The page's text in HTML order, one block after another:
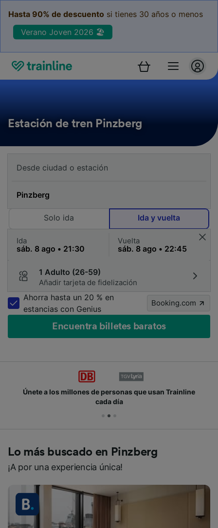
Hasta 90% de descuento si tienes 30 años o menos
Verano Joven 2026 🏖️
Estación de tren Pinzberg
Solo ida Ida y vuelta
Ida Vuelta
1 Adulto (26-59)
Añadir tarjeta de fidelización
Ahorra hasta un 20 % en
estancias con Genius
Booking.com
Encuentra billetes baratos
Únete a los millones de personas que usan Trainline
cada día
Lo más buscado en Pinzberg
¡A por una experiencia única!